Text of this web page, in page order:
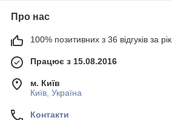
Про нас
100% позитивних з 36 відгуків за рік
Працює з 15.08.2016
м. Київ
Київ, Україна
Контакти